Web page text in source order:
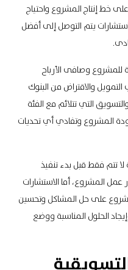
خط إنتاج المشروع واحتياج
يتم التوصل إلى أفضل
للمشروع وصافى الأرباح
والاقتراض من البنوك
التي تتلائم مع الفئة
المشروع وتفادي أي تحديات
تتم فقط قبل بدء تنفيذ
عمل المشروع، أما الاستشارات
على حل المشاكل وتحسين
الحلول المناسبة ووضع